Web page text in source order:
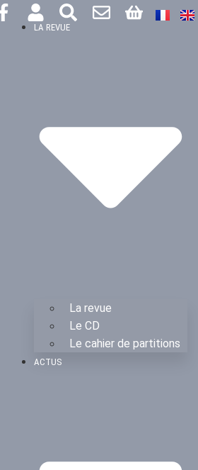
LA REVUE
La revue
Le CD
Le cahier de partitions
ACTUS